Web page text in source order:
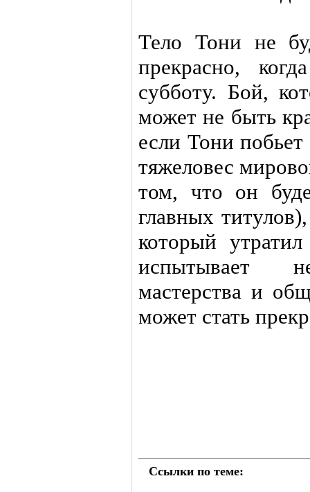
Тело Тони не
прекрасно,
субботу. Бой,
может не быть
если Тони
тяжеловес
том, что он
главных
который
испытывает
мастерства и
может стать
Ссылки по теме: